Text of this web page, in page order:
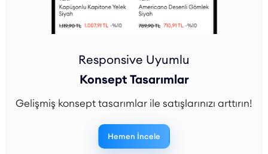
Responsive Uyumlu
Konsept Tasarımlar
Gelişmiş konsept tasarımlar ile satışlarınızı arttırın!
Hemen İncele